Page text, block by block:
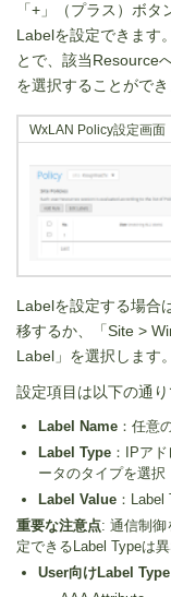
「+」（プラス）ボ
Labelを設定できます
とで、該当Resource
を選択することができ
WxLAN Policy設定画面
Labelを設定する場合
移するか、「Site >
Label」を選択します。
設定項目は以下の通り
Label Name ：任意
Label Type ：IPア
ータのタイプを選択
Label Value ：
重要な注意点: 通信制御
定できるLabel Typeは異
User向けLabel Type